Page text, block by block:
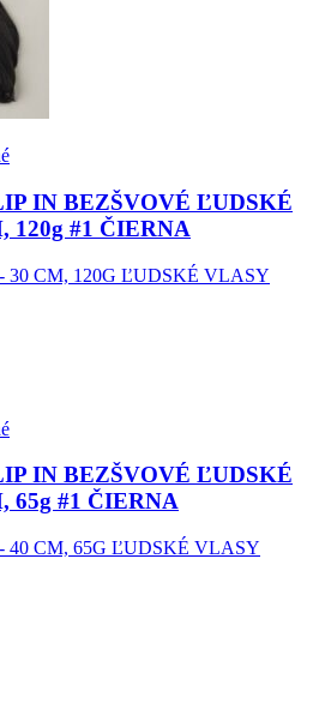
IN BEZŠVOVÉ ĽUDSKÉ
120g #1 ČIERNA
30 CM, 120G ĽUDSKÉ VLASY
IN BEZŠVOVÉ ĽUDSKÉ
65g #1 ČIERNA
40 CM, 65G ĽUDSKÉ VLASY